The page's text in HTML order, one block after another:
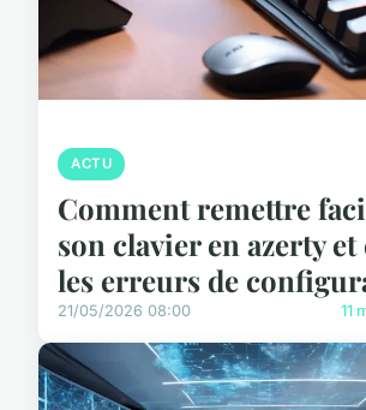
ACTU
Comment remettre
son clavier en azerty
les erreurs de
21/05/2026 08:00 11